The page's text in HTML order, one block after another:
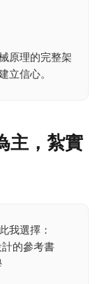
原理的完整架
立信心。
主，紮實
我選擇：
的參考書